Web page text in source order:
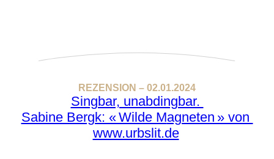
REZENSION – 02.01.2024
Singbar, unabdingbar.
Sabine Bergk: « Wilde Magneten » von
www.urbslit.de